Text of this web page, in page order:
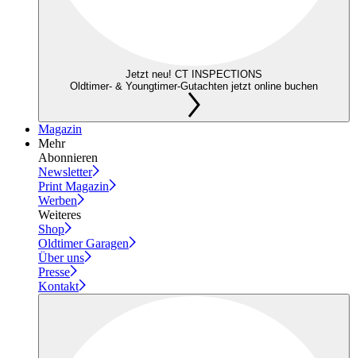
Jetzt neu! CT INSPECTIONS
Oldtimer- & Youngtimer-Gutachten jetzt online buchen
Magazin
Mehr
Abonnieren
Newsletter
Print Magazin
Werben
Weiteres
Shop
Oldtimer Garagen
Über uns
Presse
Kontakt